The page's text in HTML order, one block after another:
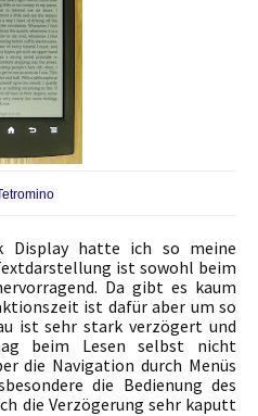
Display hatte ich so meine
ist sowohl beim
Da gibt es kaum
ist dafür aber um so
ist sehr stark verzögert und
beim Lesen selbst nicht
die Navigation durch Menüs
die Bedienung des
die Verzögerung sehr kaputt